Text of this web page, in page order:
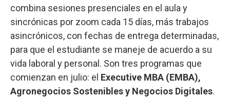
combina sesiones presenciales en el aula y
sincrónicas por zoom cada 15 días, más trabajos
asincrónicos, con fechas de entrega determinadas,
para que el estudiante se maneje de acuerdo a su
vida laboral y personal. Son tres programas que
comienzan en julio: el Executive MBA (EMBA),
Agronegocios Sostenibles y Negocios Digitales.